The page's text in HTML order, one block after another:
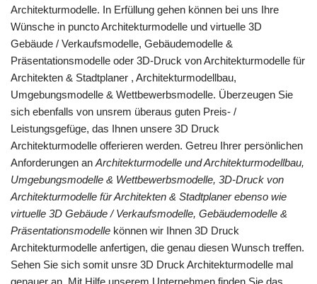
Architekturmodelle. In Erfüllung gehen können bei uns Ihre
Wünsche in puncto Architekturmodelle und virtuelle 3D
Gebäude / Verkaufsmodelle, Gebäudemodelle &
Präsentationsmodelle oder 3D-Druck von Architekturmodelle für
Architekten & Stadtplaner , Architekturmodellbau,
Umgebungsmodelle & Wettbewerbsmodelle. Überzeugen Sie
sich ebenfalls von unsrem überaus guten Preis- /
Leistungsgefüge, das Ihnen unsere 3D Druck
Architekturmodelle offerieren werden. Getreu Ihrer persönlichen
Anforderungen an Architekturmodelle und Architekturmodellbau,
Umgebungsmodelle & Wettbewerbsmodelle, 3D-Druck von
Architekturmodelle für Architekten & Stadtplaner ebenso wie
virtuelle 3D Gebäude / Verkaufsmodelle, Gebäudemodelle &
Präsentationsmodelle können wir Ihnen 3D Druck
Architekturmodelle anfertigen, die genau diesen Wunsch treffen.
Sehen Sie sich somit unsre 3D Druck Architekturmodelle mal
genauer an. Mit Hilfe unserem Unternehmen finden Sie das